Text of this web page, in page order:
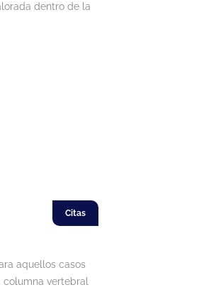
dentro de la
Citas
aquellos casos
vertebral